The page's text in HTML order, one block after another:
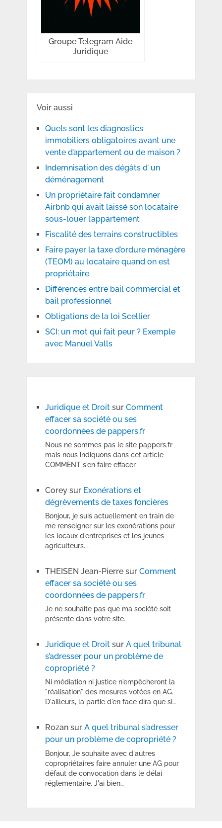
Groupe Telegram Aide
Juridique
Voir aussi
Quels sont les diagnostics
immobiliers obligatoires avant une
vente d’appartement ou de maison ?
Indemnisation des dégâts d’ un
déménagement
Un propriétaire fait condamner
Airbnb qui avait laissé son locataire
sous-louer l’appartement
Fiscalité des terrains constructibles
Faire payer la taxe d’ordure ménagère
(TEOM) au locataire quand on est
propriétaire
Différences entre bail commercial et
bail professionnel
Obligations de la loi Scellier
SCI: un mot qui fait peur ? Exemple
avec Manuel Valls
Juridique et Droitsur Comment
effacer sa société ou ses
coordonnées de pappers.fr
Nous ne sommes pas le site pappers.fr
mais nous indiquons dans cet article
COMMENT s'en faire effacer.
Coreysur Exonérations et
dégrèvements de taxes foncières
Bonjour, je suis actuellement en train de
me renseigner sur les exonérations pour
les locaux d'entreprises et les jeunes
agriculteurs.…
THEISEN Jean-Pierresur Comment
effacer sa société ou ses
coordonnées de pappers.fr
Je ne souhaite pas que ma société soit
présente dans votre site.
Juridique et Droitsur A quel tribunal
s’adresser pour un problème de
copropriété ?
Ni médiation ni justice n'empêcheront la
"réalisation" des mesures votées en AG.
D'ailleurs, la partie d'en face dira que si…
Rozansur A quel tribunal s’adresser
pour un problème de copropriété ?
Bonjour, Je souhaite avec d'autres
copropriétaires faire annuler une AG pour
défaut de convocation dans le délai
réglementaire. J'ai bien…